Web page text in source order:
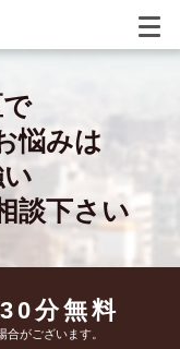
悩みは
談下さい
30分無料
がございます。